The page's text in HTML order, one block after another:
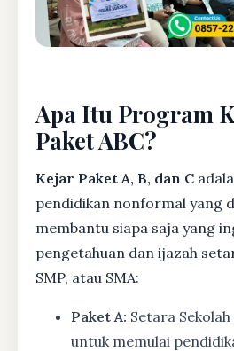
Apa Itu Program
Paket ABC?
Kejar Paket A, B, dan C
pendidikan nonformal yang
membantu siapa saja yang
pengetahuan dan ijazah
SMP, atau SMA:
Paket A: Setara
untuk memulai